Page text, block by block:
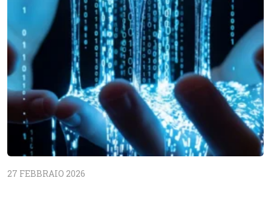
27 FEBBRAIO 2026